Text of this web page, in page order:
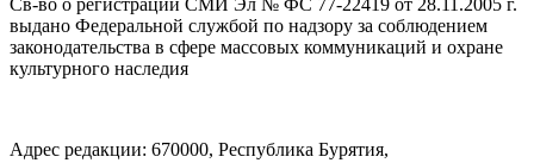
Св-во о регистрации СМИ Эл № ФС 77-22419 от 28.11.2005 г.
выдано Федеральной службой по надзору за соблюдением
законодательства в сфере массовых коммуникаций и охране
культурного наследия
Адрес редакции: 670000, Республика Бурятия,